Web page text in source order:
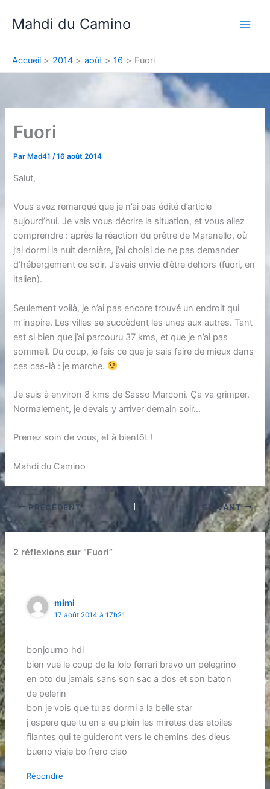
Mahdi du Camino
Accueil 2014 août 16 Fuori
Fuori
Par Mad41/16 août 2014
Salut,
Vous avez remarqué que je n’ai pas édité d’article
aujourd’hui. Je vais vous décrire la situation, et vous allez
comprendre : après la réaction du prêtre de Maranello, où
j’ai dormi la nuit dernière, j’ai choisi de ne pas demander
d’hébergement ce soir. J’avais envie d’être dehors (fuori, en
italien).
Seulement voilà, je n’ai pas encore trouvé un endroit qui
m’inspire. Les villes se succèdent les unes aux autres. Tant
est si bien que j’ai parcouru 37 kms, et que je n’ai pas
sommeil. Du coup, je fais ce que je sais faire de mieux dans
ces cas-là : je marche.
Je suis à environ 8 kms de Sasso Marconi. Ça va grimper.
Normalement, je devais y arriver demain soir…
Prenez soin de vous, et à bientôt !
Mahdi du Camino
PRÉCÉDENT SUIVANT
2 réflexions sur “Fuori”
mimi
17 août 2014 à 17h21
bonjourno hdi
bien vue le coup de la lolo ferrari bravo un pelegrino
en oto du jamais sans son sac a dos et son baton
de pelerin
bon je vois que tu as dormi a la belle star
j espere que tu en a eu plein les miretes des etoiles
filantes qui te guideront vers le chemins des dieus
bueno viaje bo frero ciao
Répondre